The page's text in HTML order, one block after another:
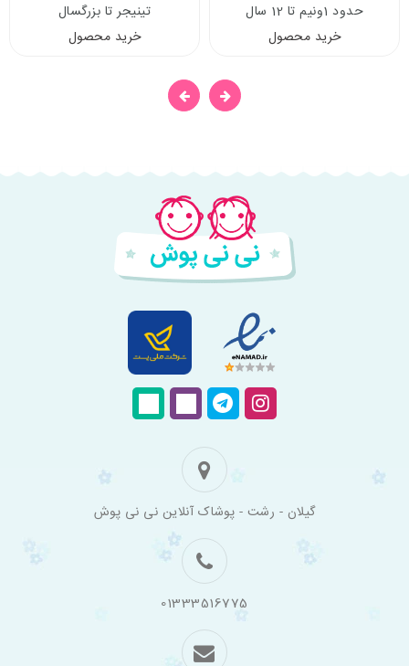
حدود 1ونیم تا 12 سال
خرید محصول
تینیجر تا بزرگسال
خرید محصول
گیلان - رشت - پوشاک آنلاین نی نی پوش
01333516775